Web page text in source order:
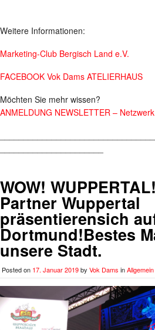
Weitere Informationen:
Marketing-Club Bergisch Land e.V.
FACEBOOK Vok Dams ATELIERHAUS
Möchten Sie mehr wissen?
ANMELDUNG NEWSLETTER –
WOW!
Partner Wuppertal
präsentierensich
Dortmund!Bestes
unsere Stadt.
Posted on 17. Januar 2019by Vok Dams inAllgemein